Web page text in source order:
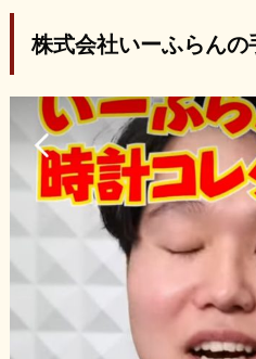
株式会社いーふらん